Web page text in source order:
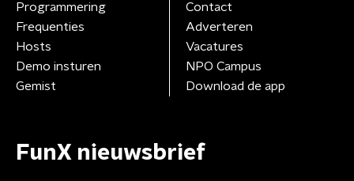
Programmering
Frequenties
Hosts
Demo insturen
Gemist
Contact
Adverteren
Vacatures
NPO Campus
Download de app
FunX nieuwsbrief